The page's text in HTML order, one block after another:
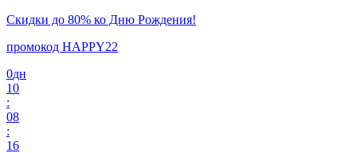
Скидки до 80% ко Дню Рождения!
промокод HAPPY22
0дн
10
:
08
:
16